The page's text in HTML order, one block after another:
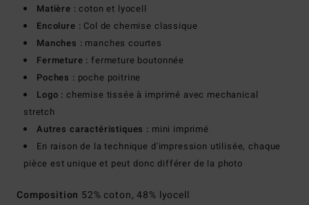
Matière : coton et lyocell
Encolure : Col de chemise classique
Manches : manches courtes
Fermeture : fermeture boutonnée
Poches : poche poitrine
Logo : chemise tissée à imprimé avec mechanical
stretch
Autres caractéristiques : mini imprimé
En raison de la technique d'impression utilisée, chaque
pièce est unique et peut donc différer de la photo
Composition 52% coton, 48% lyocell